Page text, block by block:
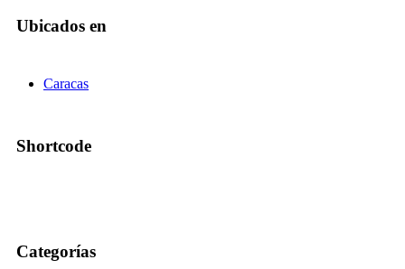
Ubicados en
Caracas
Shortcode
Categorías